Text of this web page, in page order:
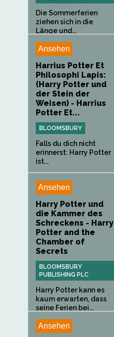
Die Sommerferien
ziehen sich in die
Länge und...
Ansehen
Harrius Potter Et
Philosophi Lapis:
(Harry Potter und
der Stein der
Weisen) - Harrius
Potter Et...
BLOOMSBURY
Falls du dich nicht
erinnerst: Harry Potter
ist...
Ansehen
Harry Potter und
die Kammer des
Schreckens - Harry
Potter and the
Chamber of
Secrets
BLOOMSBURY
PUBLISHING PLC
Harry Potter kann es
kaum erwarten, dass
seine Ferien bei...
Ansehen